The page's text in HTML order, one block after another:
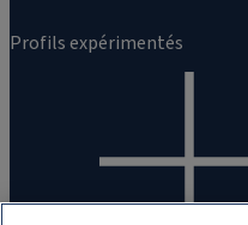
Profils expérimentés